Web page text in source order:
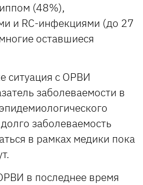
(48%),
и RC-инфекциями (до 27
оставшиеся
ситуация с ОРВИ
заболеваемости в
заболеваемость
в рамках медики пока
в последнее время